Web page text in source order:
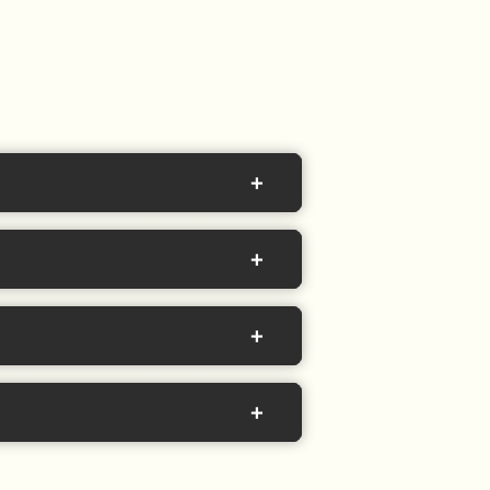
+
+
+
+